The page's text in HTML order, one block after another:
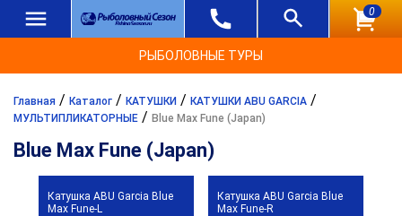
0
РЫБОЛОВНЫЕ ТУРЫ
Главная / Каталог / КАТУШКИ / КАТУШКИ ABU GARCIA /
МУЛЬТИПЛИКАТОРНЫЕ / Blue Max Fune (Japan)
Blue Max Fune (Japan)
Катушка ABU Garcia Blue
Max Fune-L
Катушка ABU Garcia Blue
Max Fune-R